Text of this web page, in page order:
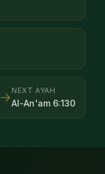
NEXT AYAH
Al-An'am 6:130
→